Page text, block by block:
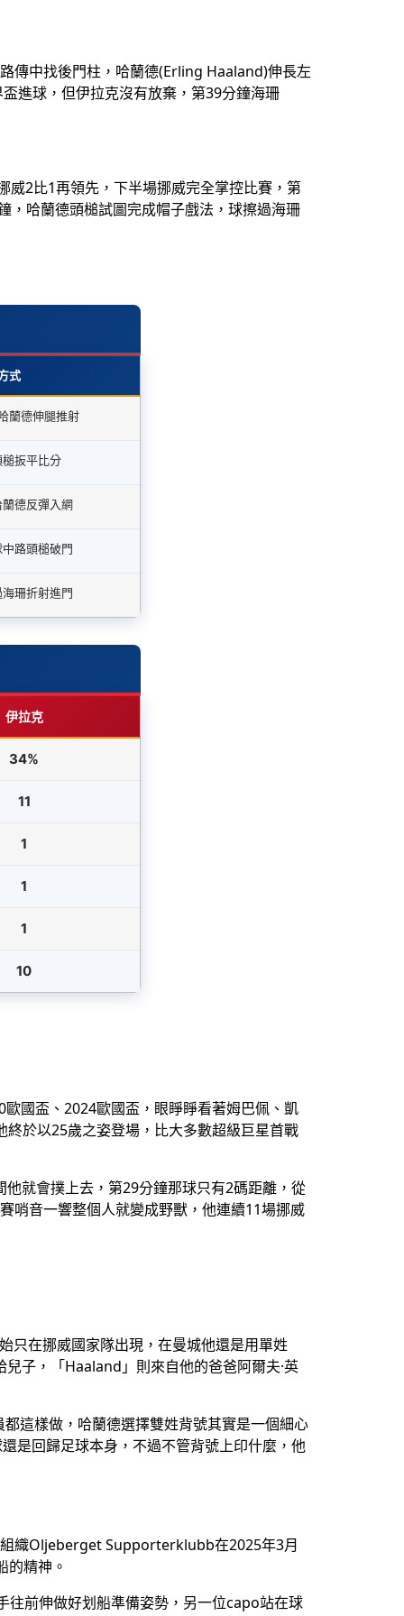
傳中找後門柱，哈蘭德(Erling Haaland)伸長左
進球，但伊拉克沒有放棄，第39分鐘海珊
威2比1再領先，下半場挪威完全掌控比賽，第
哈蘭德頭槌試圖完成帽子戲法，球擦過海珊
式
蘭德伸腿推射
扳平比分
德反彈入網
路頭槌破門
珊折射進門
伊拉克
34%
11
1
1
1
10
國盃、2024歐國盃，眼睜睜看著姆巴佩、凱
於以25歲之姿登場，比大多數超級巨星首戰
就會撲上去，第29分鐘那球只有2碼距離，從
哨音一響整個人就變成野獸，他連續11場挪威
只在挪威國家隊出現，在曼城他還是用單姓
子，「Haaland」則來自他的爸爸阿爾夫·英
這樣做，哈蘭德選擇雙姓背號其實是一個細心
是回歸足球本身，不過不管背號上印什麼，他
織Oljeberget Supporterklubb在2025年3月
的精神。
往前伸做好划船準備姿勢，另一位capo站在球